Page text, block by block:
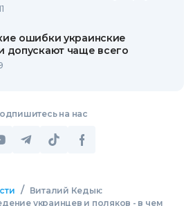
ошибки украинские
допускают чаще всего
на нас
/
Виталий Кедык:
украинцев и поляков - в чем